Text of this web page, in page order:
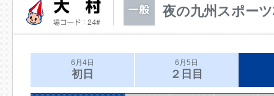
夜の九州スポー
6月4日
初日
6月5日
２日目